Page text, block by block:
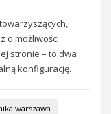
o możliwości
stronie – to dwa
konfigurację.
warszawa